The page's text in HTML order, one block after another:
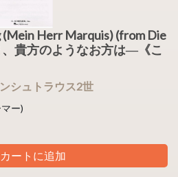
(Mein Herr Marquis) (from Die
貴方のようなお方は―《こ
シュトラウス2世
ー)
カートに追加